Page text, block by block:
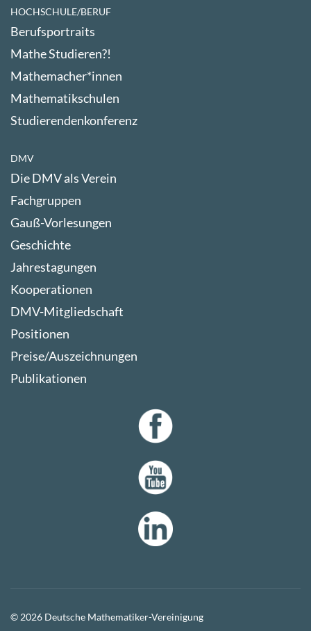
HOCHSCHULE/BERUF
Berufsportraits
Mathe Studieren?!
Mathemacher*innen
Mathematikschulen
Studierendenkonferenz
DMV
Die DMV als Verein
Fachgruppen
Gauß-Vorlesungen
Geschichte
Jahrestagungen
Kooperationen
DMV-Mitgliedschaft
Positionen
Preise/Auszeichnungen
Publikationen
© 2026 Deutsche Mathematiker-Vereinigung